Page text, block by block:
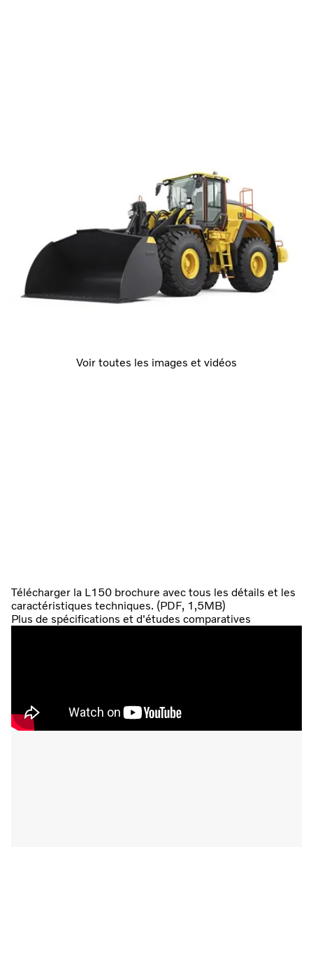
Voir toutes les images et vidéos
Télécharger la L150 brochure avec tous les détails et les
caractéristiques techniques. (PDF, 1,5MB)
Plus de spécifications et d'études comparatives